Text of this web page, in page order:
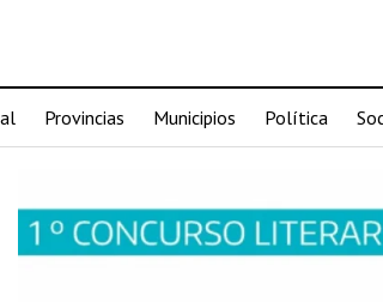
Provincias Municipios Política